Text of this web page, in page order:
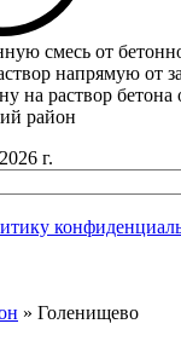
смесь от
напрямую от
на раствор бетона
район
г.
» Голенищево